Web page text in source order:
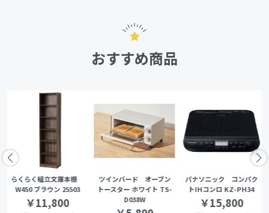
おすすめ商品
らくらく組立文庫本棚
W450 ブラウン 25503
￥11,800
ツインバード オーブン
トースター ホワイト TS-
D038W
パナソニック コンパク
トIHコンロ KZ-PH34
￥15,800